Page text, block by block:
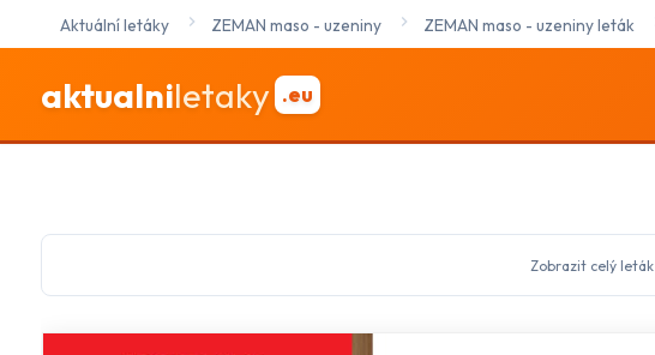
Aktuální letáky ZEMAN maso - uzeniny ZEMAN maso - uzeniny leták
aktualniletaky .eu
Zobrazit celý leták